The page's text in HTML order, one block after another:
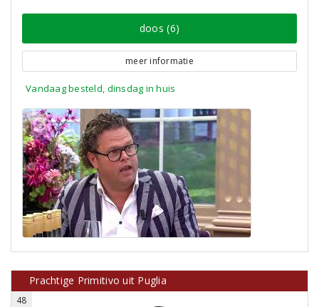
doos (6)
meer informatie
Vandaag besteld, dinsdag in huis
Prachtige Primitivo uit Puglia
48